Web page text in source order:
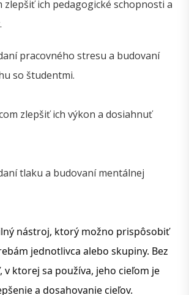
zlepšiť ich pedagogické schopnosti a
pracovného stresu a budovaní
so študentmi.
zlepšiť ich výkon a dosiahnuť
tlaku a budovaní mentálnej
nástroj, ktorý možno prispôsobiť
jednotlivca alebo skupiny. Bez
v ktorej sa používa, jeho cieľom je
a dosahovanie cieľov.